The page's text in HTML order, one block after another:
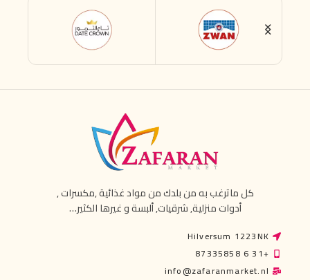
كل ماترغب به من بلدك من مواد غذائية ,مكسرات ,
أدوات منزلية, شرقيات, ألبسة و غيرها الكثير…
Hilversum 1223NK
+31 6 87335858
info@zafaranmarket.nl